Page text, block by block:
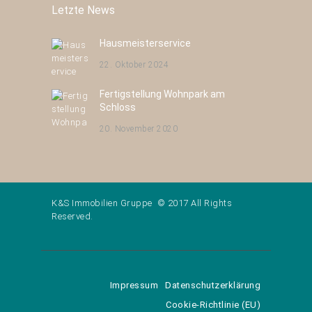
Letzte News
Hausmeisterservice
22. Oktober 2024
Fertigstellung Wohnpark am
Schloss
20. November 2020
K&S Immobilien Gruppe © 2017 All Rights
Reserved.
Impressum
Datenschutzerklärung
Cookie-Richtlinie (EU)